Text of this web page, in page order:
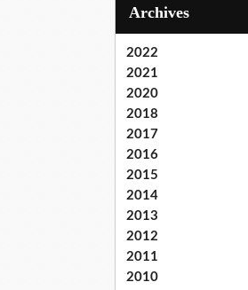
Archives
2022
2021
2020
2018
2017
2016
2015
2014
2013
2012
2011
2010